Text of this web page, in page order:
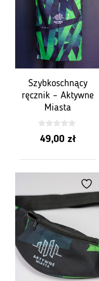
Szybkoschnący
ręcznik – Aktywne
Miasta
0
z49,00 zł